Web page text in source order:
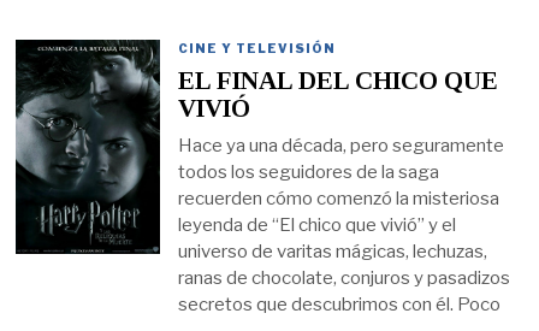
CINE Y TELEVISIÓN
EL FINAL DEL CHICO QUE
VIVIÓ
Hace ya una década, pero seguramente
todos los seguidores de la saga
recuerden cómo comenzó la misteriosa
leyenda de “El chico que vivió” y el
universo de varitas mágicas, lechuzas,
ranas de chocolate, conjuros y pasadizos
secretos que descubrimos con él. Poco